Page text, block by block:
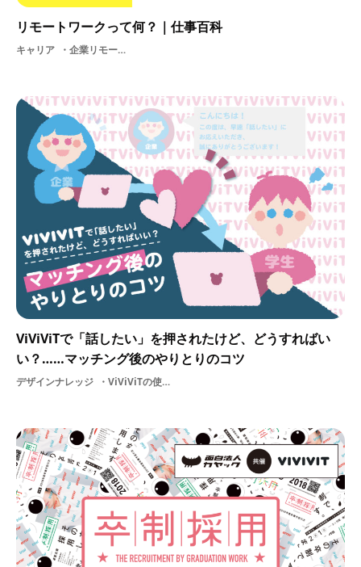
リモートワークって何？｜仕事百科
キャリア 企業リモートワーククリエイター支援ノマドビジネス中途仕事
ViViViTで「話したい」を押されたけど、どうすればい
い？……マッチング後のやりとりのコツ
デザインナレッジ ViViViTの使い方クリエイター支援活用法選考デザイン就活